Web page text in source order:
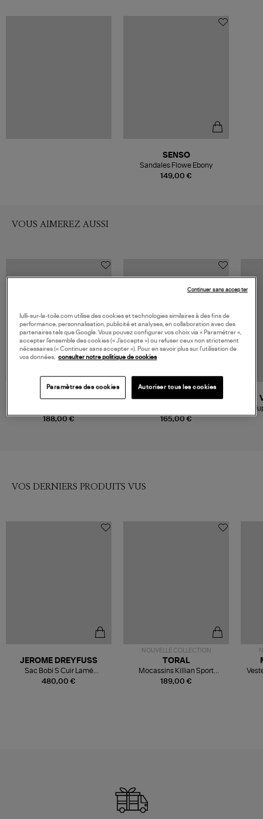
149,00 €
SENSO
Sandales Flowe Ebony
VOUS AIMEREZ AUSSI
188,00 €
RAILS
165,00 €
ESSENTIEL ANTWERP
VOS DERNIERS PRODUITS VUS
480,00 €
JEROME DREYFUSS
Sac Bobi S Cuir Lamé
Champagne
NOUVELLE COLLECTION
189,00 €
TORAL
Mocassins Killian Sport
Mousse
lulli-sur-la-toile.com utilise des cookies et technologies similaires à des fins de
performance, personnalisation, publicité et analyses, en collaboration avec des
partenaires tels que Google. Vous pouvez configurer vos choix via « Paramétrer »,
accepter l’ensemble des cookies (« J’accepte ») ou refuser ceux non strictement
nécessaires (« Continuer sans accepter »). Pour en savoir plus sur l’utilisation de
vos données, consulter notre politique de cookies
Paramètres des cookies Autoriser tous les cookies
Continuer sans accepter